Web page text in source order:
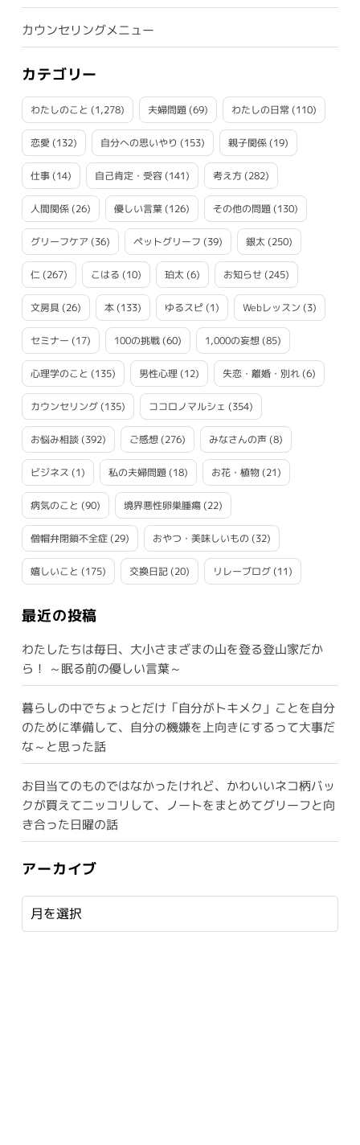
カウンセリングメニュー
カテゴリー
わたしのこと (1,278) 夫婦問題(69) わたしの日常(110)
恋愛 (132) 自分への思いやり (153) 親子関係(19)
仕事(14) 自己肯定・受容(141) 考え方(282)
人間関係(26) 優しい言葉(126) その他の問題(130)
グリーフケア (36) ペットグリーフ (39) 銀太 (250)
仁(267) こはる (10) 珀太 (6) お知らせ (245)
文房具(26) 本(133) ゆるスピ(1) Webレッスン (3)
セミナー (17) 100の挑戦(60) 1,000の妄想(85)
心理学のこと (135) 男性心理(12) 失恋・離婚・別れ(6)
カウンセリング(135) ココロノマルシェ (354)
お悩み相談(392) ご感想(276) みなさんの声(8)
ビジネス (1) 私の夫婦問題(18) お花・植物(21)
病気のこと (90) 境界悪性卵巣腫瘍(22)
僧帽弁閉鎖不全症(29) おやつ・美味しいもの (32)
嬉しいこと (175) 交換日記(20) リレーブログ(11)
最近の投稿
わたしたちは毎日、大小さまざまの山を登る登山家だか
ら！ ～眠る前の優しい言葉～
暮らしの中でちょっとだけ「自分がトキメク」ことを自分
のために準備して、自分の機嫌を上向きにするって大事だ
な～と思った話
お目当てのものではなかったけれど、かわいいネコ柄バッ
クが買えてニッコリして、ノートをまとめてグリーフと向
き合った日曜の話
アーカイブ